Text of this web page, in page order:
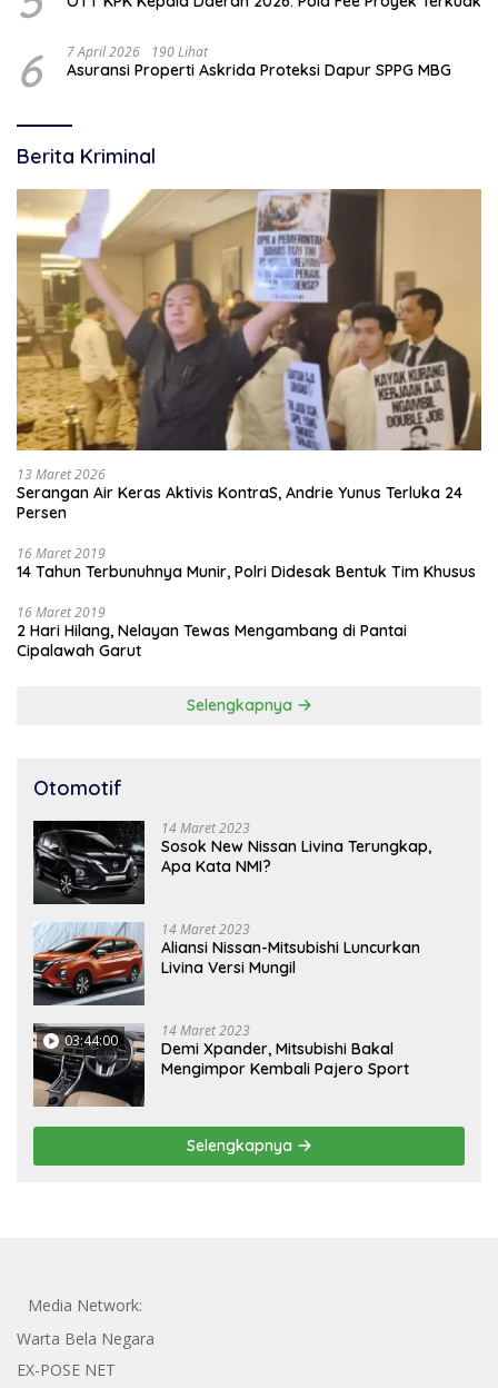
6 7 April 2026 190 Lihat
Asuransi Properti Askrida Proteksi Dapur SPPG MBG
Berita Kriminal
13 Maret 2026
Serangan Air Keras Aktivis KontraS, Andrie Yunus Terluka 24
Persen
16 Maret 2019
14 Tahun Terbunuhnya Munir, Polri Didesak Bentuk Tim Khusus
16 Maret 2019
2 Hari Hilang, Nelayan Tewas Mengambang di Pantai
Cipalawah Garut
Selengkapnya
Otomotif
14 Maret 2023
Sosok New Nissan Livina Terungkap,
Apa Kata NMI?
14 Maret 2023
Aliansi Nissan-Mitsubishi Luncurkan
Livina Versi Mungil
03:44:00 14 Maret 2023
Demi Xpander, Mitsubishi Bakal
Mengimpor Kembali Pajero Sport
Selengkapnya
Media Network:
Warta Bela Negara
EX-POSE NET